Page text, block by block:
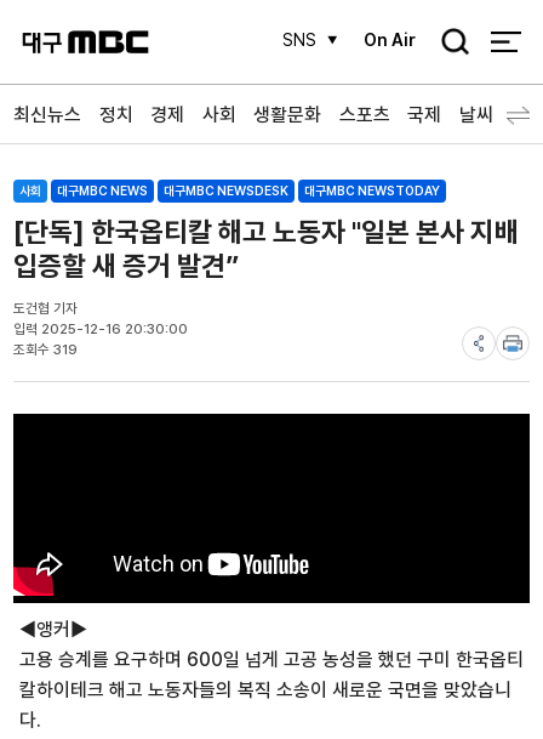
SNS On Air
검
최신뉴스 정치 경제 사회 생활문화 스포츠 국제 날씨
사회 대구MBC NEWS 대구MBC NEWSDESK 대구MBC NEWSTODAY
[단독] 한국옵티칼 해고 노동자 "일본 본사 지배
입증할 새 증거 발견”
도건협 기자
입력 2025-12-16 20:30:00
조회수 319
◀앵커▶
고용 승계를 요구하며 600일 넘게 고공 농성을 했던 구미 한국옵티
칼하이테크 해고 노동자들의 복직 소송이 새로운 국면을 맞았습니
다.